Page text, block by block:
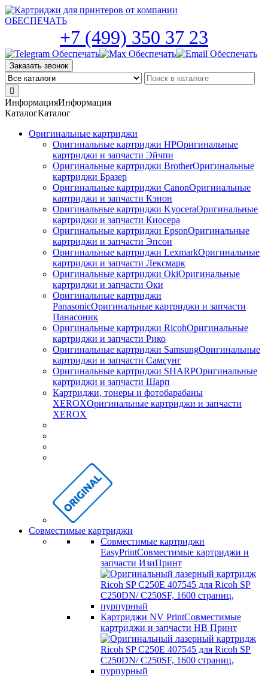
Skip
to
+7 (499) 350 37 23
Заказать звонок
ИнформацияИнформация
КаталогКаталог
Оригинальные картриджи
Оригинальные картриджи HPОригинальные
картриджи и запчасти Эйчпи
Оригинальные картриджи BrotherОригинальные
картриджи Бразер
Оригинальные картриджи CanonОригинальные
картриджи и запчасти Кэнон
Оригинальные картриджи KyoceraОригинальные
картриджи и запчасти Киосера
Оригинальные картриджи EpsonОригинальные
картриджи и запчасти Эпсон
Оригинальные картриджи LexmarkОригинальные
картриджи и запчасти Лексмарк
Оригинальные картриджи ОkiОригинальные
картриджи и запчасти Оки
Оригинальные картриджи
PanasonicОригинальные картриджи и запчасти
Панасоник
Оригинальные картриджи RicohОригинальные
картриджи и запчасти Рико
Оригинальные картриджи SamsungОригинальные
картриджи и запчасти Самсунг
Оригинальные картриджи SHARPОригинальные
картриджи и запчасти Шарп
Картриджи, тонеры и фотобарабаны
XEROXОригинальные картриджи и запчасти
XEROX
Совместимые картриджи
Совместимые картриджи
EasyPrintСовместимые картриджи и
запчасти ИзиПринт
Картриджи NV PrintСовместимые
картриджи и запчасти НВ Принт